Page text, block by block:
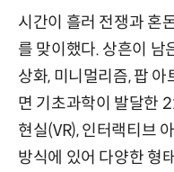
시간이 흘러 전쟁과 혼
를 맞이했다. 상흔이 남
상화, 미니멀리즘, 팝
면 기초과학이 발달한
현실(VR), 인터랙티브
방식에 있어 다양한 형